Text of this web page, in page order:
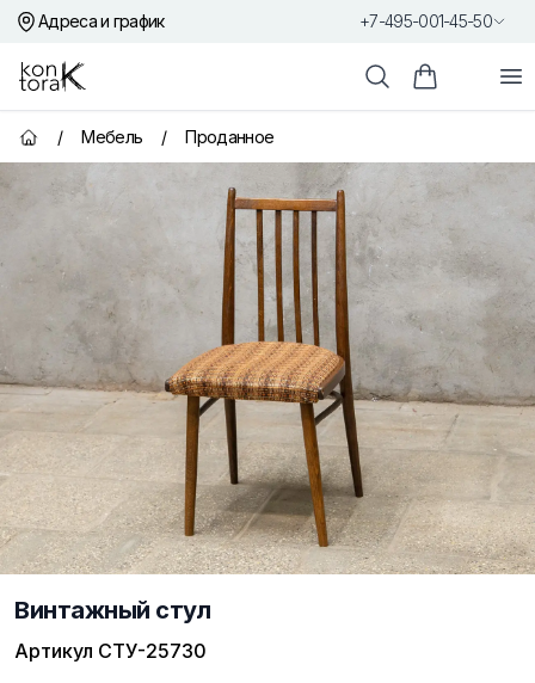
Адреса и график +7-495-001-45-50
Контора К
ПоискКорзина
Главная страница
/ Мебель / Проданное
Винтажный стул
Артикул СТУ-25730